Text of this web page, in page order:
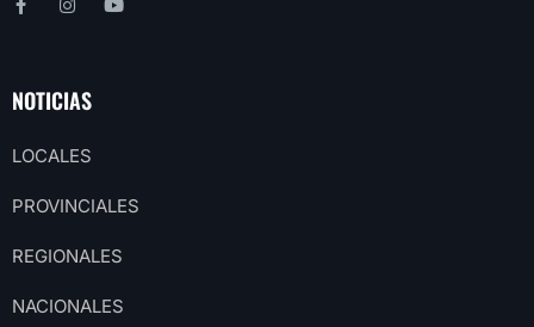
NOTICIAS
LOCALES
PROVINCIALES
REGIONALES
NACIONALES